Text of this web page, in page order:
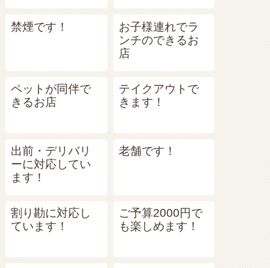
禁煙です！
お子様連れでラ
ンチのできるお
店
ペットが同伴で
きるお店
テイクアウトで
きます！
出前・デリバリ
ーに対応してい
ます！
老舗です！
割り勘に対応し
ています！
ご予算2000円で
も楽しめます！